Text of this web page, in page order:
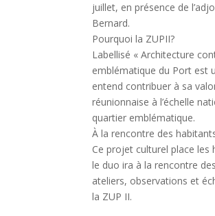
juillet, en présence de
Bernard.
Pourquoi la ZUPII?
Labellisé « Architecture
emblématique du Port est
entend contribuer à sa
réunionnaise à l’échelle
quartier emblématique.
À la rencontre des
Ce projet culturel place
le duo ira à la rencontre
ateliers, observations et
la ZUP II.